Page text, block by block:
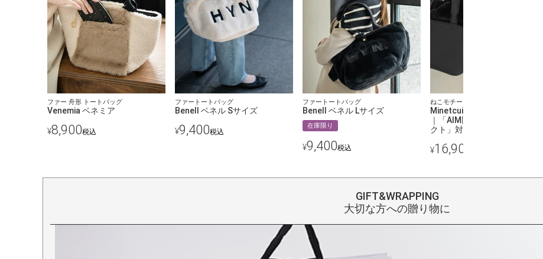
ファー 舟形 トートバッグ
Venemia ベネミア
¥8,900税込
ファートートバッグ
Benell ベネル Sサイズ
¥9,400税込
ファートートバッグ
Benell ベネル Lサイズ
在庫限り
¥9,400税込
ねこモチーフ 本革 ファー ハンドバッグ
Minetcuir ミネットキュイール
｜「AIM医学研究支援プロジェ
クト」対象商品
¥16,900
GIFT&WRAPPING
大切な方への贈り物に